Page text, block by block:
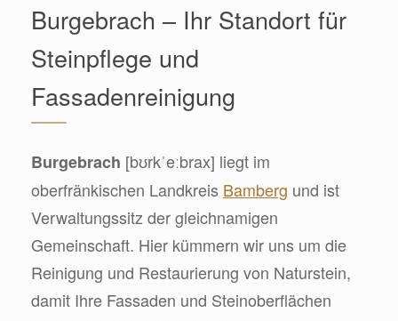
Burgebrach – Ihr Standort für
Steinpflege und
Fassadenreinigung
Burgebrach [bʊrkˈeːbrax] liegt im
oberfränkischen Landkreis Bamberg und ist
Verwaltungssitz der gleichnamigen
Gemeinschaft. Hier kümmern wir uns um die
Reinigung und Restaurierung von Naturstein,
damit Ihre Fassaden und Steinoberflächen